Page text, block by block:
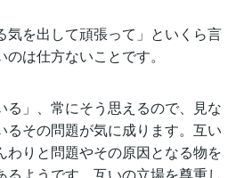
気を出して頑張って」といくら言
は仕方ないことです。
る」、常にそう思えるので、見な
るその問題が気に成ります。互い
わりと問題やその原因となる物を
るようです。互いの立場を尊重し